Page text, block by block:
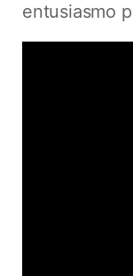
entusiasmo